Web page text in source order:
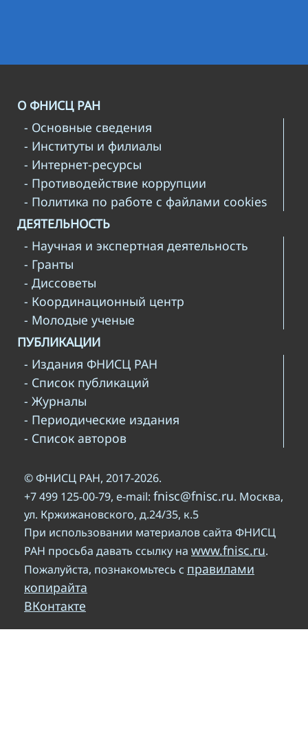
О ФНИСЦ РАН
- Основные сведения
- Институты и филиалы
- Интернет-ресурсы
- Противодействие коррупции
- Политика по работе с файлами cookies
ДЕЯТЕЛЬНОСТЬ
- Научная и экспертная деятельность
- Гранты
- Диссоветы
- Координационный центр
- Молодые ученые
ПУБЛИКАЦИИ
- Издания ФНИСЦ РАН
- Список публикаций
- Журналы
- Периодические издания
- Список авторов
© ФНИСЦ РАН, 2017-2026.
+7 499 125-00-79, e-mail: fnisc@fnisc.ru. Москва,
ул. Кржижановского, д.24/35, к.5
При использовании материалов сайта ФНИСЦ
РАН просьба давать ссылку на www.fnisc.ru.
Пожалуйста, познакомьтесь с правилами
копирайта
ВКонтакте